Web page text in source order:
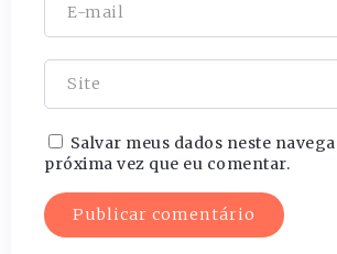
Salvar meus dados neste
próxima vez que eu comentar.